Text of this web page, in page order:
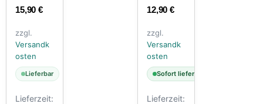
15,90€
zzgl.
Versandk
osten
Lieferbar
Lieferzeit:
12,90€
zzgl.
Versandk
osten
Sofort lieferbar
Lieferzeit: